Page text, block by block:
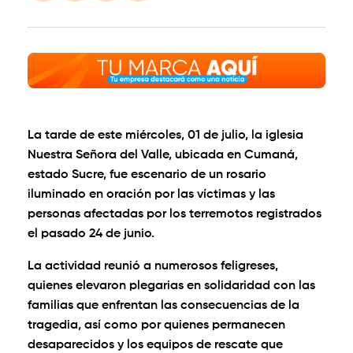
La tarde de este miércoles, 01 de julio, la iglesia
Nuestra Señora del Valle, ubicada en Cumaná,
estado Sucre, fue escenario de un rosario
iluminado en oración por las víctimas y las
personas afectadas por los terremotos registrados
el pasado 24 de junio.
La actividad reunió a numerosos feligreses,
quienes elevaron plegarias en solidaridad con las
familias que enfrentan las consecuencias de la
tragedia, así como por quienes permanecen
desaparecidos y los equipos de rescate que